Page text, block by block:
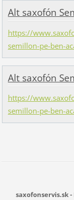
Alt saxofón
https://
semillon-pe-ben-
Alt saxofón
https://
semillon-pe-ben-
saxofonservis.sk